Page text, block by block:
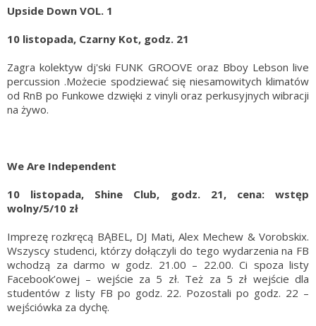
Upside Down VOL. 1
10 listopada, Czarny Kot, godz. 21
Zagra kolektyw dj'ski FUNK GROOVE oraz Bboy Lebson live
percussion .Możecie spodziewać się niesamowitych klimatów
od RnB po Funkowe dzwięki z vinyli oraz perkusyjnych wibracji
na żywo.
We Are Independent
10 listopada, Shine Club, godz. 21, cena: wstęp
wolny/5/10 zł
Imprezę rozkręcą BĄBEL, DJ Mati, Alex Mechew & Vorobskix.
Wszyscy studenci, którzy dołączyli do tego wydarzenia na FB
wchodzą za darmo w godz. 21.00 – 22.00. Ci spoza listy
Facebook’owej – wejście za 5 zł. Też za 5 zł wejście dla
studentów z listy FB po godz. 22. Pozostali po godz. 22 –
wejściówka za dychę.